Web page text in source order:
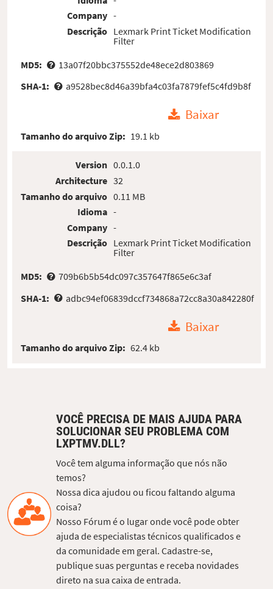
Company
Descrição
-
Lexmark Print Ticket Modification
Filter
MD5:
13a07f20bbc375552de48ece2d803869
SHA-1:
a9528bec8d46a39bfa4c03fa7879fef5c4fd9b8f
Baixar
Tamanho do arquivo Zip: 19.1 kb
Version
Architecture
Tamanho do arquivo
Idioma
Company
Descrição
0.0.1.0
32
0.11 MB
-
-
Lexmark Print Ticket Modification
Filter
MD5:
709b6b5b54dc097c357647f865e6c3af
SHA-1:
adbc94ef06839dccf734868a72cc8a30a842280f
Baixar
Tamanho do arquivo Zip: 62.4 kb
VOCÊ PRECISA DE MAIS AJUDA PARA
SOLUCIONAR SEU PROBLEMA COM
LXPTMV.DLL?
Você tem alguma informação que nós não
temos?
Nossa dica ajudou ou ficou faltando alguma
coisa?
Nosso Fórum é o lugar onde você pode obter
ajuda de especialistas técnicos qualificados e
da comunidade em geral. Cadastre-se,
publique suas perguntas e receba novidades
direto na sua caixa de entrada.